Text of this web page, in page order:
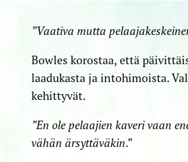
”Vaativa mutta
Bowles korostaa, että
laadukasta ja intohimoista.
kehittyvät.
”En ole pelaajien kaveri vaan
vähän ärsyttäväkin.”